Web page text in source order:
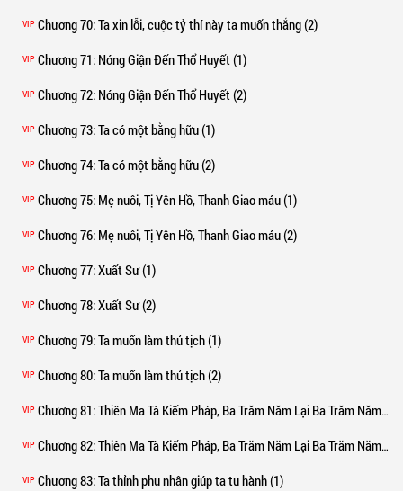
VIP Chương 70: Ta xin lỗi, cuộc tỷ thí này ta muốn thắng (2)
VIP Chương 71: Nóng Giận Đến Thổ Huyết (1)
VIP Chương 72: Nóng Giận Đến Thổ Huyết (2)
VIP Chương 73: Ta có một bằng hữu (1)
VIP Chương 74: Ta có một bằng hữu (2)
VIP Chương 75: Mẹ nuôi, Tị Yên Hồ, Thanh Giao máu (1)
VIP Chương 76: Mẹ nuôi, Tị Yên Hồ, Thanh Giao máu (2)
VIP Chương 77: Xuất Sư (1)
VIP Chương 78: Xuất Sư (2)
VIP Chương 79: Ta muốn làm thủ tịch (1)
VIP Chương 80: Ta muốn làm thủ tịch (2)
VIP Chương 81: Thiên Ma Tà Kiếm Pháp, Ba Trăm Năm Lại Ba Trăm Năm (1)
VIP Chương 82: Thiên Ma Tà Kiếm Pháp, Ba Trăm Năm Lại Ba Trăm Năm (2)
VIP Chương 83: Ta thỉnh phu nhân giúp ta tu hành (1)